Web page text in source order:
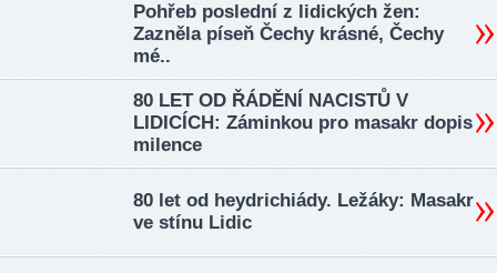
Pohřeb poslední z lidických žen:
Zazněla píseň Čechy krásné, Čechy
mé..
80 LET OD ŘÁDĚNÍ NACISTŮ V
LIDICÍCH: Záminkou pro masakr dopis
milence
80 let od heydrichiády. Ležáky: Masakr
ve stínu Lidic